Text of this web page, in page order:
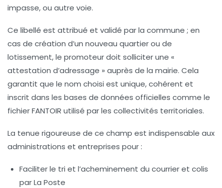
impasse, ou autre voie.
Ce libellé est attribué et validé par la commune ; en
cas de création d’un nouveau quartier ou de
lotissement, le promoteur doit solliciter une «
attestation d’adressage » auprès de la mairie. Cela
garantit que le nom choisi est unique, cohérent et
inscrit dans les bases de données officielles comme le
fichier FANTOIR utilisé par les collectivités territoriales.
La tenue rigoureuse de ce champ est indispensable aux
administrations et entreprises pour :
Faciliter le tri et l’acheminement du courrier et colis
par La Poste